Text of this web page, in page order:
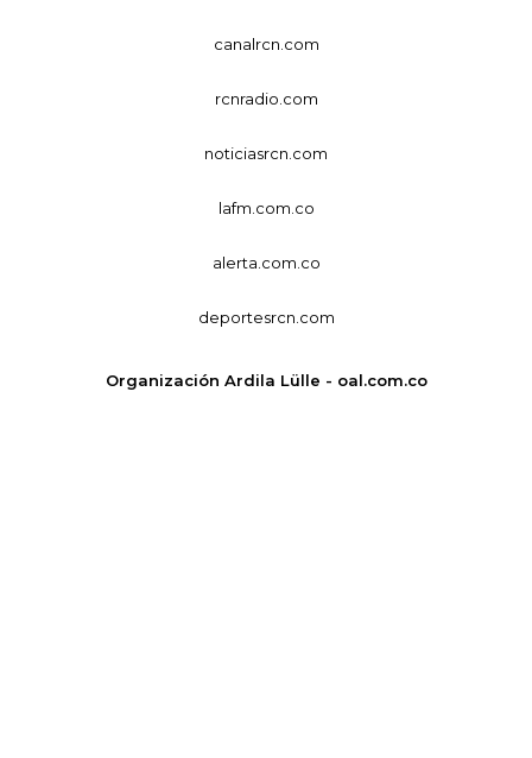
canalrcn.com
rcnradio.com
noticiasrcn.com
lafm.com.co
alerta.com.co
deportesrcn.com
Organización Ardila Lülle - oal.com.co